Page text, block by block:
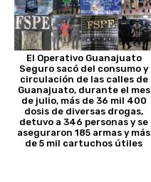
El Operativo Guanajuato
Seguro sacó del consumo y
circulación de las calles de
Guanajuato, durante el mes
de julio, más de 36 mil 400
dosis de diversas drogas,
detuvo a 346 personas y se
aseguraron 185 armas y más
de 5 mil cartuchos útiles